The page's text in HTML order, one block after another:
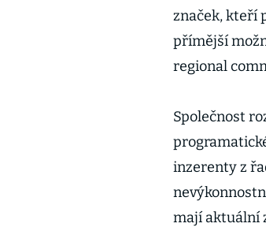
značek, kteří
přímější
regional
Společnost
inzerenty z
mají aktuální